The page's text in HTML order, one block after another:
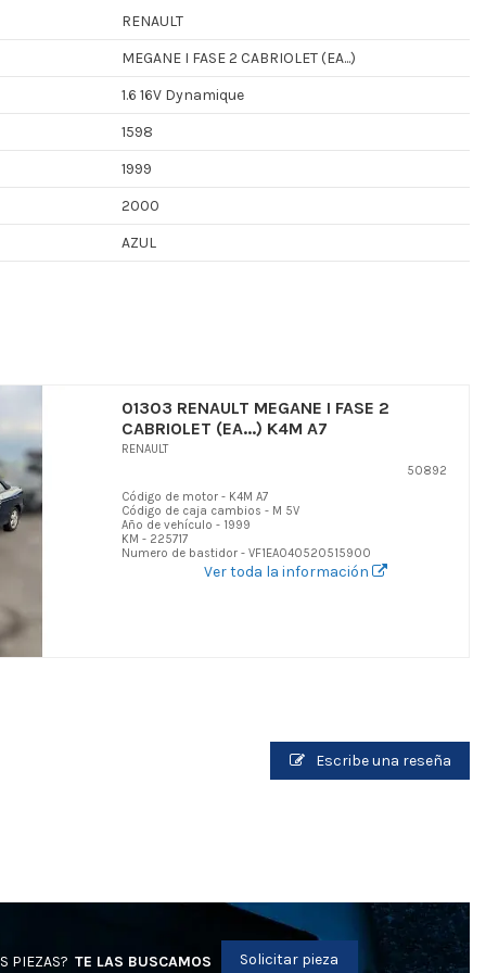
RENAULT
MEGANE I FASE 2 CABRIOLET (EA...)
1.6 16V Dynamique
1598
1999
2000
AZUL
01303 RENAULT MEGANE I FASE 2
CABRIOLET (EA...) K4M A7
RENAULT
50892
Código de motor - K4M A7
Código de caja cambios - M 5V
Año de vehículo - 1999
KM - 225717
Numero de bastidor - VF1EA040520515900
Ver toda la información
Escribe una reseña
PIEZAS? TE LAS BUSCAMOS Solicitar pieza